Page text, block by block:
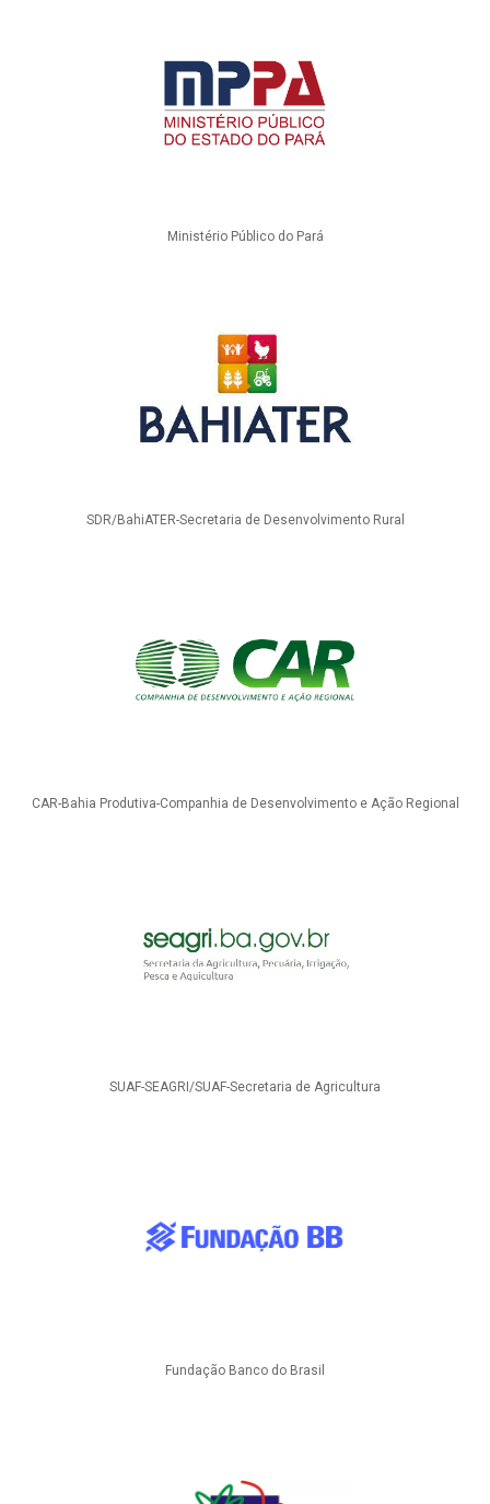
Ministério Público do Pará
SDR/BahiATER-Secretaria de Desenvolvimento Rural
CAR-Bahia Produtiva-Companhia de Desenvolvimento e Ação Regional
SUAF-SEAGRI/SUAF-Secretaria de Agricultura
Fundação Banco do Brasil